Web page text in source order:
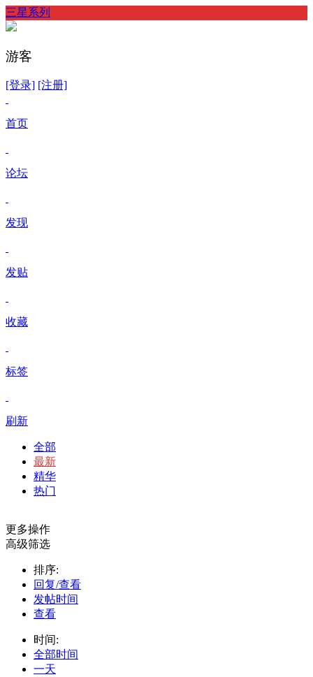
三星系列
游客
[登录] [注册]
首页
论坛
发现
发贴
收藏
标签
刷新
全部
最新
精华
热门
更多操作
高级筛选
排序:
回复/查看
发帖时间
查看
时间:
全部时间
一天